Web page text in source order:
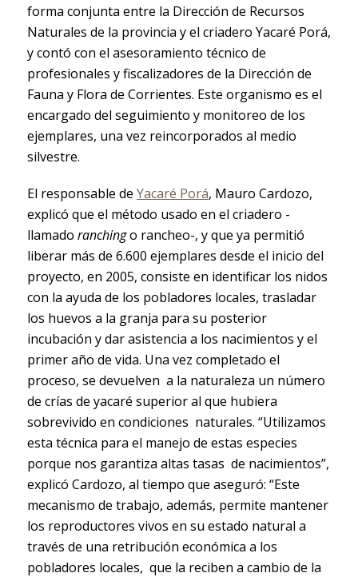
forma conjunta entre la Dirección de Recursos
Naturales de la provincia y el criadero Yacaré Porá,
y contó con el asesoramiento técnico de
profesionales y fiscalizadores de la Dirección de
Fauna y Flora de Corrientes. Este organismo es el
encargado del seguimiento y monitoreo de los
ejemplares, una vez reincorporados al medio
silvestre.
El responsable de Yacaré Porá, Mauro Cardozo,
explicó que el método usado en el criadero -
llamado ranchingo rancheo-, y que ya permitió
liberar más de 6.600 ejemplares desde el inicio del
proyecto, en 2005, consiste en identificar los nidos
con la ayuda de los pobladores locales, trasladar
los huevos a la granja para su posterior
incubación y dar asistencia a los nacimientos y el
primer año de vida. Una vez completado el
proceso, se devuelven a la naturaleza un número
de crías de yacaré superior al que hubiera
sobrevivido en condiciones naturales. “Utilizamos
esta técnica para el manejo de estas especies
porque nos garantiza altas tasas de nacimientos”,
explicó Cardozo, al tiempo que aseguró: “Este
mecanismo de trabajo, además, permite mantener
los reproductores vivos en su estado natural a
través de una retribución económica a los
pobladores locales, que la reciben a cambio de la